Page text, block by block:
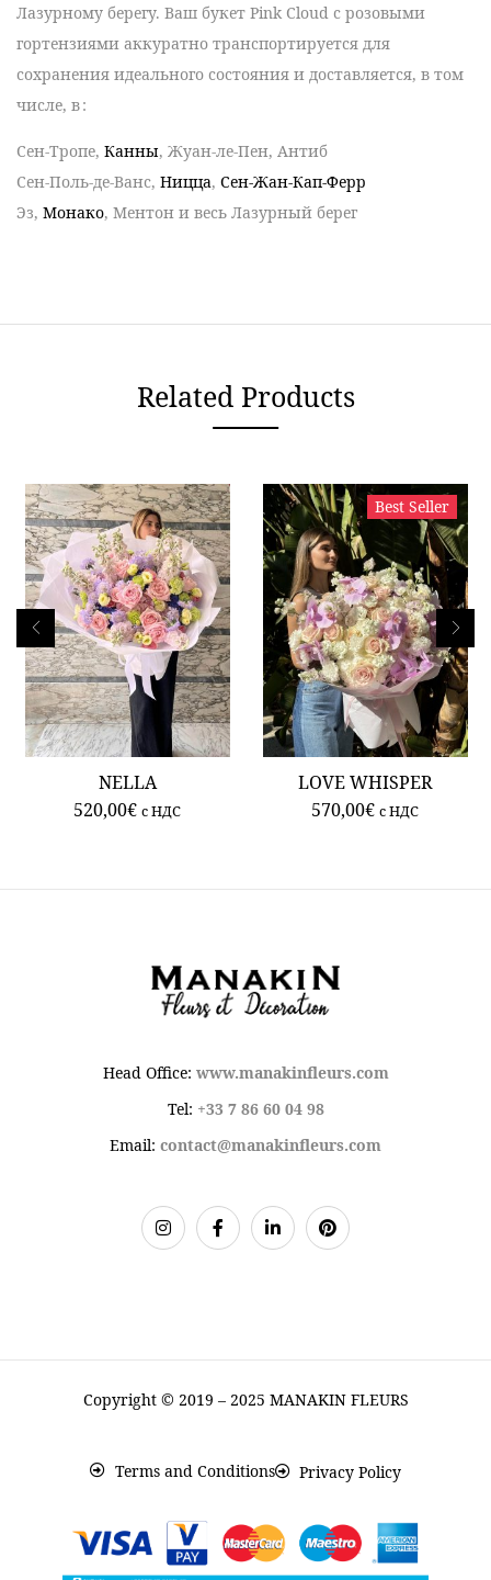
Лазурному берегу. Ваш букет Pink Cloud с розовыми
гортензиями аккуратно транспортируется для
сохранения идеального состояния и доставляется, в том
числе, в :
Сен-Тропе, Канны, Жуан-ле-Пен, Антиб
Сен-Поль-де-Ванс, Ницца, Сен-Жан-Кап-Ферр
Эз, Монако, Ментон и весь Лазурный берег
Related Products
NELLA
520,00€ c НДС
Best Seller
LOVE WHISPER
570,00€ c НДС
Head Office: www.manakinfleurs.com
Tel: +33 7 86 60 04 98
Email: contact@manakinfleurs.com
Copyright © 2019 – 2025 MANAKIN FLEURS
Terms and Conditions Privacy Policy